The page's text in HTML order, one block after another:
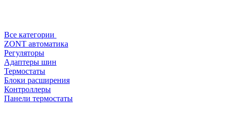
Все категории
ZONT автоматика
Регуляторы
Адаптеры шин
Термостаты
Блоки расширения
Контроллеры
Панели термостаты